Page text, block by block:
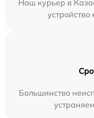
Наш курьер в
Большинство